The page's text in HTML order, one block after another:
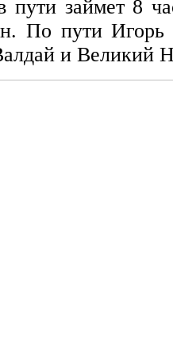
пути займет 8
По пути Игорь
и Великий